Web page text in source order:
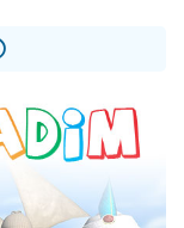
en groupe sur Zoom
Maasser